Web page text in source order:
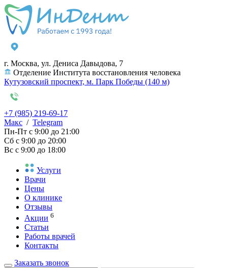
г. Москва, ул. Дениса Давыдова, 7
Отделение Института восстановления человека
Кутузовский проспект, м. Парк Победы (140 м)
+7 (985) 219-69-17
Макс / Telegram
Пн-Пт с 9:00 до 21:00
Сб с 9:00 до 20:00
Вс с 9:00 до 18:00
Услуги
Врачи
Цены
О клинике
Отзывы
Акции 6
Статьи
Работы врачей
Контакты
Заказать звонок